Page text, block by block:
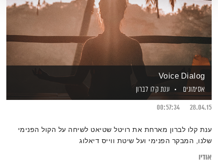
Voice Dialog
אסימונים
ענת קלו לברון
28.04.15
00:57:34
ענת קלו לברון מארחת את רויטל שטיאט לשיחה על הקול הפנימי
שלנו, המבקר הפנימי ועל שיטת ווייס דיאלוג
אודיו